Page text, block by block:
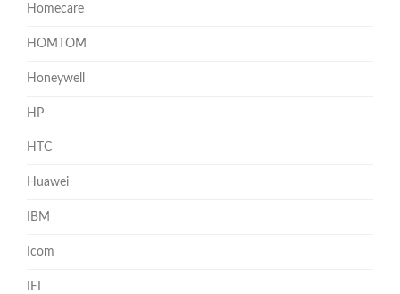
Homecare
HOMTOM
Honeywell
HP
HTC
Huawei
IBM
Icom
IEI